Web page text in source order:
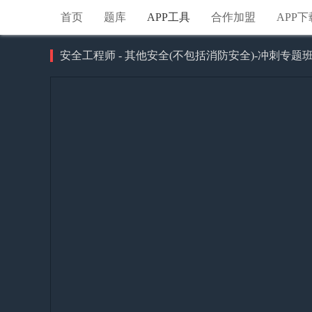
首页 题库 APP工具 合作加盟 APP下
安全工程师 - 其他安全(不包括消防安全)-冲刺专题班